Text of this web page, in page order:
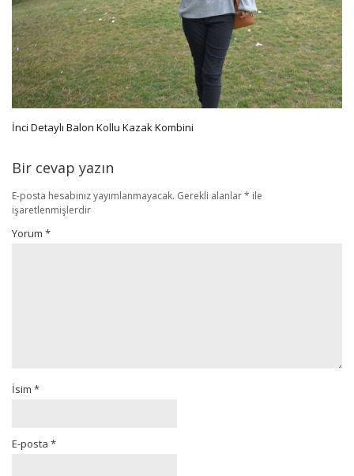
İnci Detaylı Balon Kollu Kazak Kombini
Bir cevap yazın
E-posta hesabınız yayımlanmayacak. Gerekli alanlar* ile
işaretlenmişlerdir
Yorum *
İsim *
E-posta *